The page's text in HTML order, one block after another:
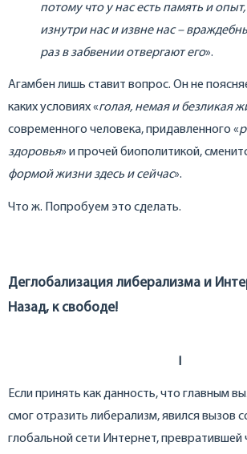
потому что у нас есть память и
изнутри нас и извне нас –
раз в забвении отвергают его».
Агамбен лишь ставит вопрос. Он не
каких условиях «голая, немая и безликая
современного человека, придавленного «
здоровья» и прочей биополитикой,
формой жизни здесь и сейчас».
Что ж. Попробуем это сделать.
Деглобализация либерализма и
Назад, к свободе!
Если принять как данность, что главным
смог отразить либерализм, явился вызов
глобальной сети Интернет, превратившей